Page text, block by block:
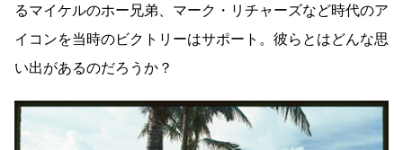
るマイケルのホー兄弟、マーク・リチャーズなど時代のア
イコンを当時のビクトリーはサポート。彼らとはどんな思
い出があるのだろうか？